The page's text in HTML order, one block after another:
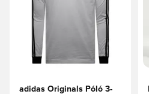
adidas Originals Póló 3-